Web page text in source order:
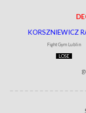
KORSZNIEWICZ
Fight Gym Lublin
LOSE